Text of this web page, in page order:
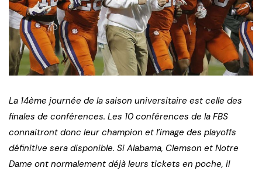
La 14ème journée de la saison universitaire est celle des
finales de conférences. Les 10 conférences de la FBS
connaitront donc leur champion et l’image des playoffs
définitive sera disponible. Si Alabama, Clemson et Notre
Dame ont normalement déjà leurs tickets en poche, il